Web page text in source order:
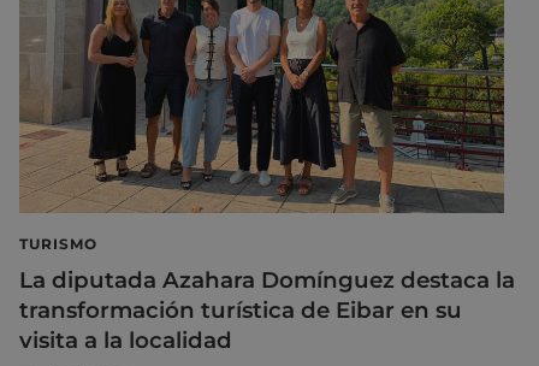
TURISMO
La diputada Azahara Domínguez destaca la
transformación turística de Eibar en su
visita a la localidad